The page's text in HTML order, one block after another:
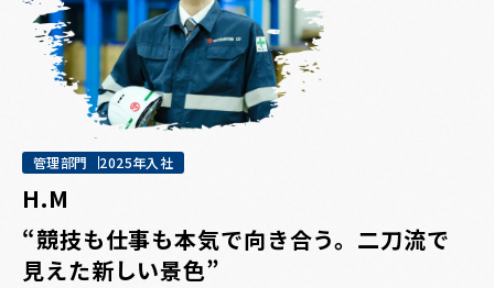
管理部門 2025年入社
H.M
“競技も仕事も本気で向き合う。二刀流で
見えた新しい景色”